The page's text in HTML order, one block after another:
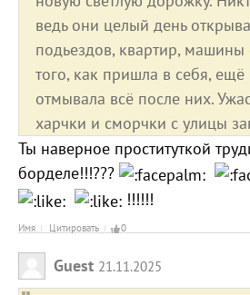
ведь они целый день
подьездов, квартир, машины
того, как пришла в себя,
отмывала всё после них.
харчки и сморчки с улицы
Ты наверное проституткой
борделе!!!???
!!!!!!
Имя Цитировать 0
Guest 21.11.2025